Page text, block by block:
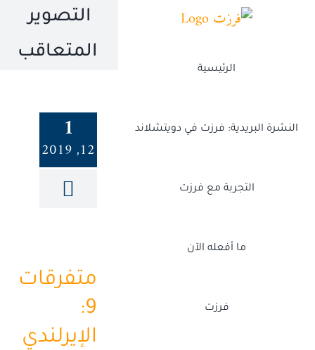
الرئيسية
النشرة البريدية: فرزت في دويتشلاند
التجربة مع فرزت
ما أفعله الآن
فرزت
التصوير
المتعاقب
1
12, 2019
متفرقات
9:
الإيرلندي